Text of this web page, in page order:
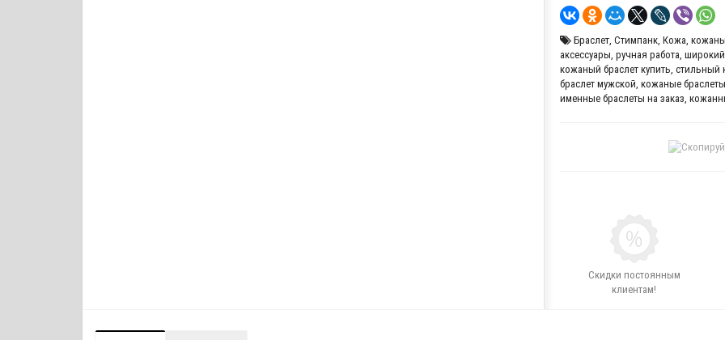
Браслет, Стимпанк, Кожа,
аксессуары, ручная работа, широкий
кожаный браслет купить, стильный
браслет мужской, кожаные
именные браслеты на заказ,
Скидки постоянным
клиентам!